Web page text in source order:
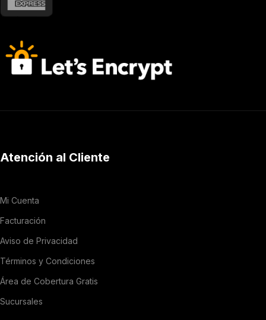
Atención al Cliente
Mi Cuenta
Facturación
Aviso de Privacidad
Términos y Condiciones
Área de Cobertura Gratis
Sucursales